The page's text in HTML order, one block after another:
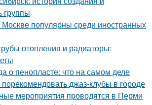
группы
Москве популярны среди иностранных
отопления и радиаторы:
о пенопласте: что на самом деле
джаз-клубы в городе
мероприятия проводятся в Перми